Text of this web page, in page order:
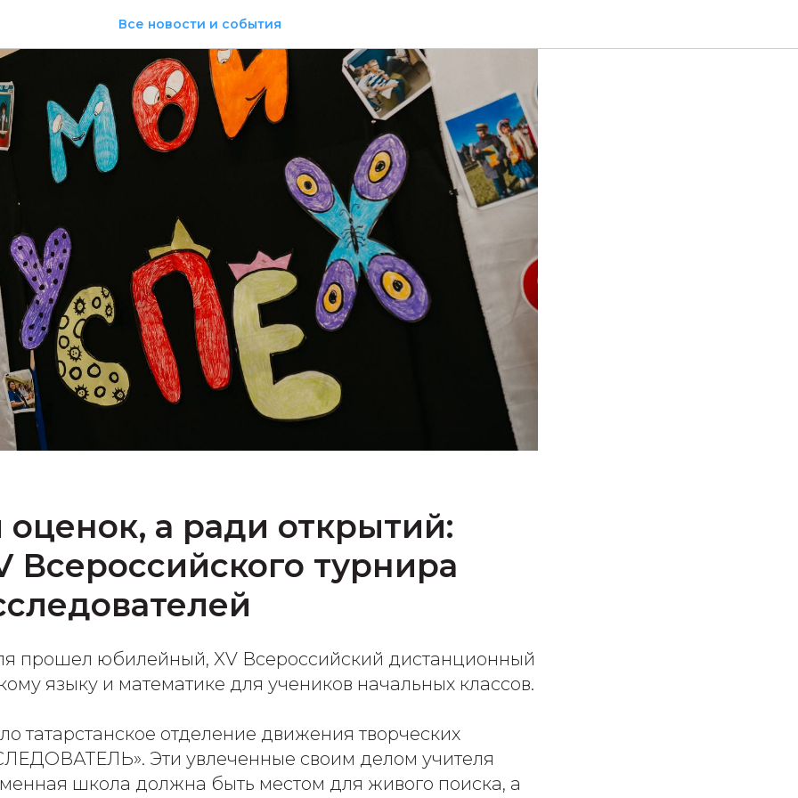
Все новости и события
а ради открытий:
Всероссийского турнира
прошел юбилейный, XV Всероссийский дистанционный
языку и математике для учеников начальных классов.
татарстанское отделение движения творческих
Эти увлеченные своим делом учителя
школа должна быть местом для живого поиска, а